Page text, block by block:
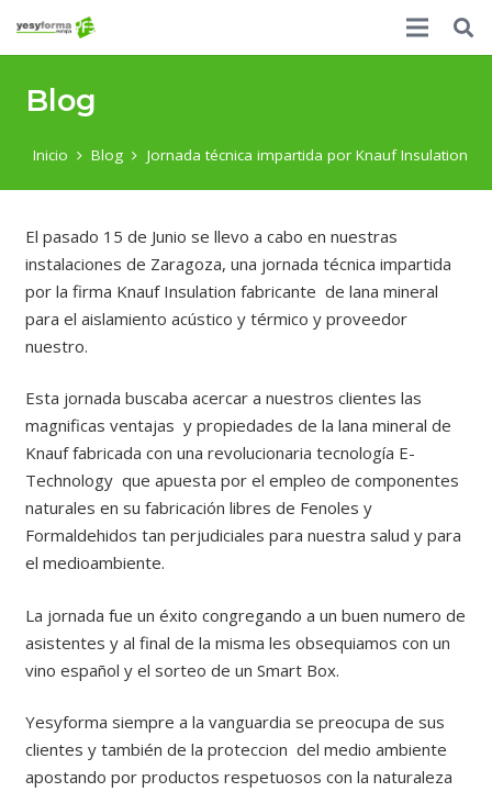
Blog
Inicio Blog Jornada técnica impartida por Knauf Insulation
El pasado 15 de Junio se llevo a cabo en nuestras
instalaciones de Zaragoza, una jornada técnica impartida
por la firma Knauf Insulation fabricante de lana mineral
para el aislamiento acústico y térmico y proveedor
nuestro.
Esta jornada buscaba acercar a nuestros clientes las
magnificas ventajas y propiedades de la lana mineral de
Knauf fabricada con una revolucionaria tecnología E-
Technology que apuesta por el empleo de componentes
naturales en su fabricación libres de Fenoles y
Formaldehidos tan perjudiciales para nuestra salud y para
el medioambiente.
La jornada fue un éxito congregando a un buen numero de
asistentes y al final de la misma les obsequiamos con un
vino español y el sorteo de un Smart Box.
Yesyforma siempre a la vanguardia se preocupa de sus
clientes y también de la proteccion del medio ambiente
apostando por productos respetuosos con la naturaleza